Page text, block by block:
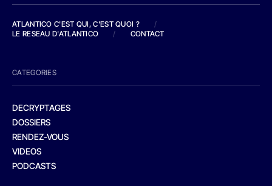
ATLANTICO C'EST QUI, C'EST QUOI ?
/
LE RESEAU D'ATLANTICO
/ CONTACT
CATEGORIES
DECRYPTAGES
DOSSIERS
RENDEZ-VOUS
VIDEOS
PODCASTS